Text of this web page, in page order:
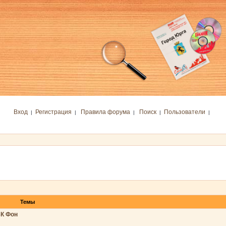
Вход | Регистрация | Правила форума | Поиск| Пользователи |
Темы
Фон